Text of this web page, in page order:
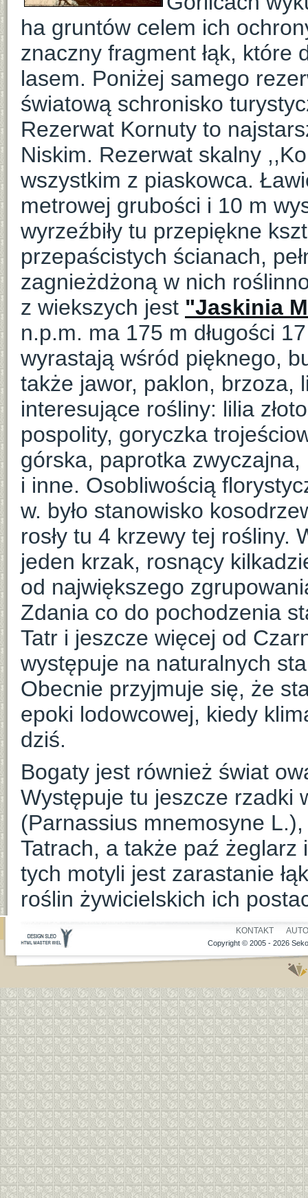
ha gruntów celem ich
znaczny fragment łąk, które
lasem. Poniżej samego
światową schronisko
Rezerwat Kornuty to
Niskim. Rezerwat skalny
wszystkim z piaskowca.
metrowej grubości i 10 m
wyrzeźbiły tu przepiękne
przepaścistych ścianach,
zagnieżdżoną w nich
z wiekszych jest "Jaskinia
n.p.m. ma 175 m długości
wyrastają wśród pięknego,
także jawor, paklon, brzoza,
interesujące rośliny: lilia
pospolity, goryczka
górska, paprotka
i inne. Osobliwością
w. było stanowisko
rosły tu 4 krzewy tej rośliny.
jeden krzak, rosnący
od największego
Zdania co do pochodzenia
Tatr i jeszcze więcej od
występuje na naturalnych
Obecnie przyjmuje się, że
epoki lodowcowej, kiedy
dziś.
Bogaty jest również świat
Występuje tu jeszcze rzadki
(Parnassius mnemosyne
Tatrach, a także paź
tych motyli jest zarastanie
roślin żywicielskich ich
KONTAKT
Copyright © 2005 - 2026